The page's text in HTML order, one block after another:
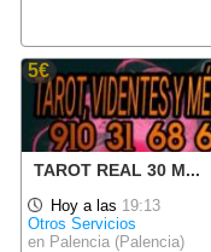
5€
TAROT REAL 30 M...
Hoy a las 19:13
Otros Servicios
en Palencia (Palencia)